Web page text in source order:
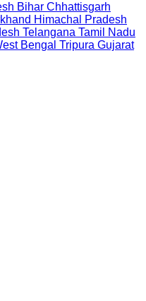
Bihar Chhattisgarh
Himachal Pradesh
Telangana Tamil Nadu
Bengal Tripura Gujarat